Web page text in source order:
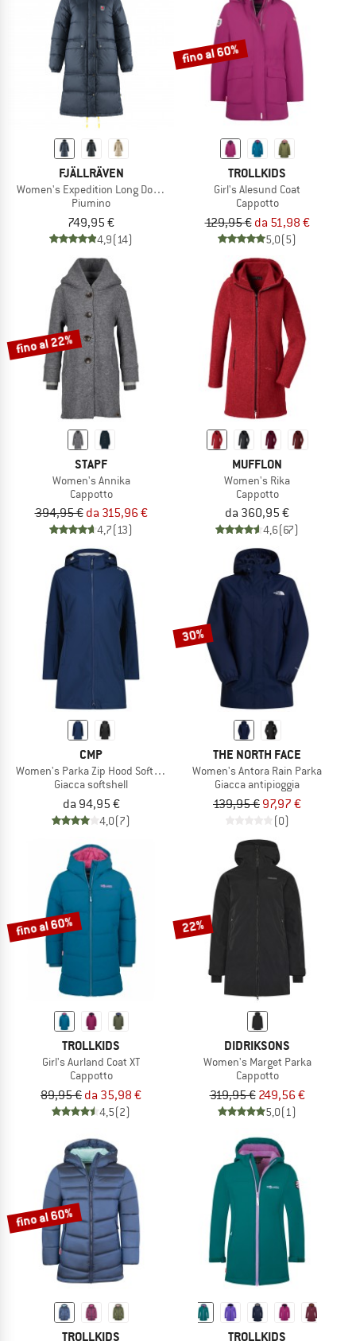
FJÄLLRÄVEN
Women's Expedition Long Down Parka
Piumino
749,95 €
4,9(14)
fino al 60%
TROLLKIDS
Girl's Alesund Coat
Cappotto
129,95 € da 51,98 €
5,0(5)
fino al 22%
STAPF
Women's Annika
Cappotto
394,95 € da 315,96 €
4,7(13)
MUFFLON
Women's Rika
Cappotto
da 360,95 €
4,6(67)
CMP
Women's Parka Zip Hood Softshell
Giacca softshell
da 94,95 €
4,0(7)
30%
THE NORTH FACE
Women's Antora Rain Parka
Giacca antipioggia
139,95 € 97,97 €
(0)
fino al 60%
TROLLKIDS
Girl's Aurland Coat XT
Cappotto
89,95 € da 35,98 €
4,5(2)
22%
DIDRIKSONS
Women's Marget Parka
Cappotto
319,95 € 249,56 €
5,0(1)
fino al 60%
TROLLKIDS TROLLKIDS